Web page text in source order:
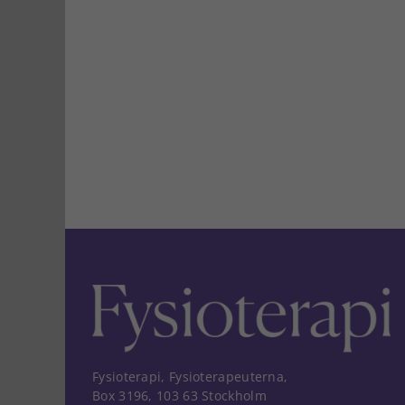
Fysioterapi, Fysioterapeuterna,
Box 3196, 103 63 Stockholm